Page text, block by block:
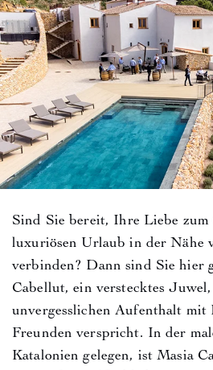
Sind Sie bereit, Ihre Liebe
luxuriösen Urlaub in der Nähe
verbinden? Dann sind Sie hier
Cabellut, ein verstecktes Juwel,
unvergesslichen Aufenthalt mit
Freunden verspricht. In der
Katalonien gelegen, ist Masia